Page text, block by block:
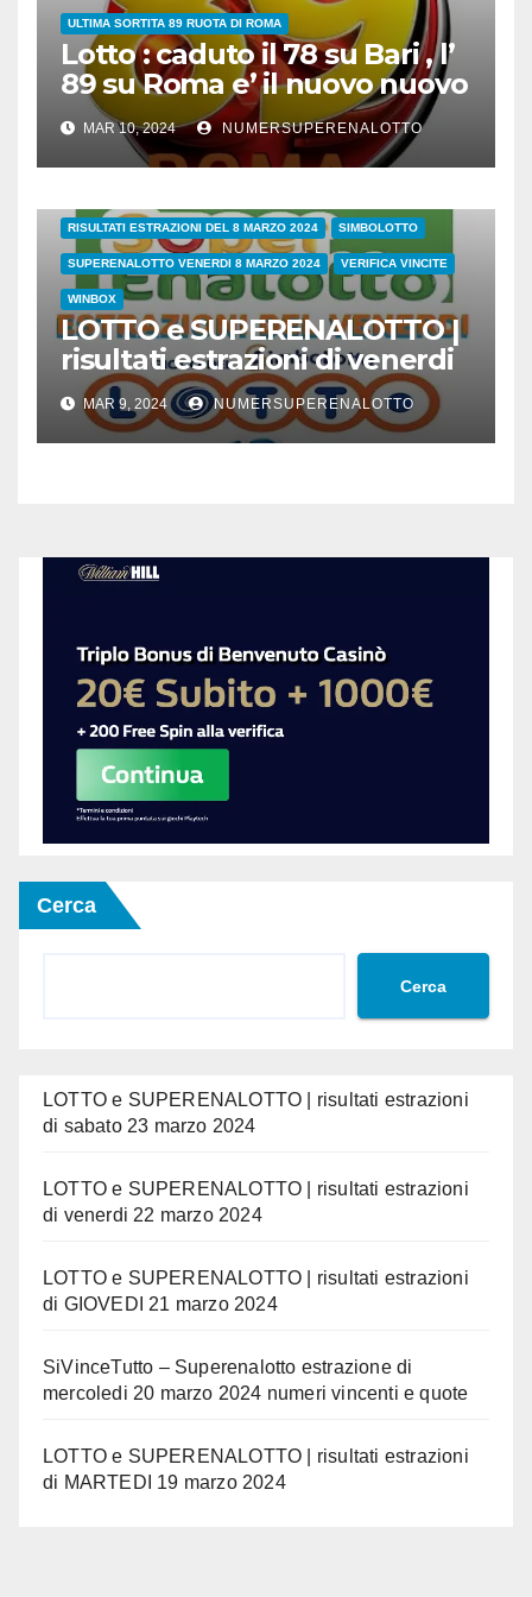
ULTIMA SORTITA 89 RUOTA DI ROMA
Lotto : caduto il 78 su Bari , l’
89 su Roma e’ il nuovo nuovo
leader dei ritardatari
MAR 10, 2024 NUMERSUPERENALOTTO
COVID ESTRAZIONI DI OGGI LOTTO
RISULTATI ESTRAZIONI DEL 8 MARZO 2024 SIMBOLOTTO
SUPERENALOTTO VENERDI 8 MARZO 2024 VERIFICA VINCITE
WINBOX
LOTTO e SUPERENALOTTO |
risultati estrazioni di venerdi
8 marzo 2024
MAR 9, 2024 NUMERSUPERENALOTTO
Cerca
Cerca
LOTTO e SUPERENALOTTO | risultati estrazioni
di sabato 23 marzo 2024
LOTTO e SUPERENALOTTO | risultati estrazioni
di venerdi 22 marzo 2024
LOTTO e SUPERENALOTTO | risultati estrazioni
di GIOVEDI 21 marzo 2024
SiVinceTutto – Superenalotto estrazione di
mercoledi 20 marzo 2024 numeri vincenti e quote
LOTTO e SUPERENALOTTO | risultati estrazioni
di MARTEDI 19 marzo 2024